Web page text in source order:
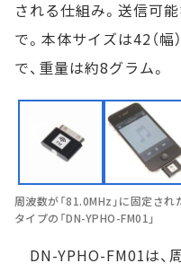
される仕組み。送信可
で。本体サイズは42（幅
で、重量は約8グラム。
周波数が「81.0MHz」に固定され
タイプの「DN-YPHO-FM01」
DN-YPHO-FM01は、